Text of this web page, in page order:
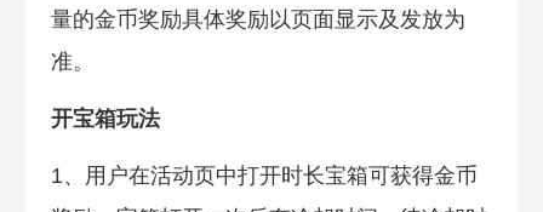
量的金币奖励具体奖励以页面显示及发放为
准。
开宝箱玩法
1、用户在活动页中打开时长宝箱可获得金币